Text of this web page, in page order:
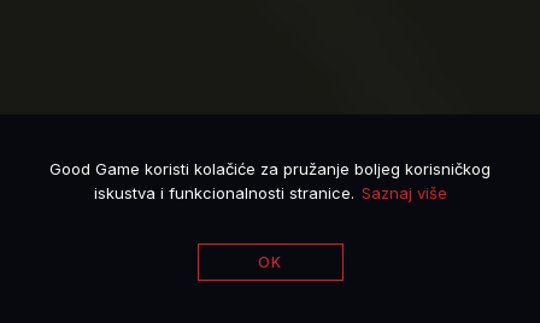
Good Game koristi kolačiće za pružanje boljeg korisničkog
iskustva i funkcionalnosti stranice. Saznaj više
OK